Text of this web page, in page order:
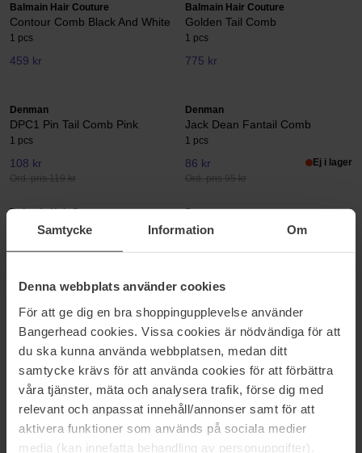
Samtycke Information Om
Denna webbplats använder cookies
För att ge dig en bra shoppingupplevelse använder
Bangerhead cookies. Vissa cookies är nödvändiga för att
du ska kunna använda webbplatsen, medan ditt
samtycke krävs för att använda cookies för att förbättra
våra tjänster, mäta och analysera trafik, förse dig med
relevant och anpassat innehåll/annonser samt för att
aktivera funktioner som används på sociala medier
media (kan innefatta behandling av personuppgifter).
Balmain Hair Couture
Contour Comb Black And White
1 pcs
459 kr
Balmain Hair Couture
Golden Tail Comb
1 pcs
775 kr
Denman
DPC1 Pin Tail Comb Pink
1 pcs
108 kr
Ord. pris 119 kr
Denman
Jack Dean Fantail Comb
1 pcs
86 kr
Ord. pris 95 kr
Ej i lager
Balmain Hair Couture
Tail Comb Black And White
Denman
DPC6 Rake Comb Black
Ord. pris 119 kr
Tweezerman
Moustache Scissors with Comb
1 pcs
270 kr
Ord. pris 300 kr
Ej i lager
Balmain Hair Couture
Colour Comb Black
1 pcs
715 kr
Balmain Hair Couture
Cutting Comb Black And White
1 pcs
Golden Cutting Comb
Golden Cutting Comb